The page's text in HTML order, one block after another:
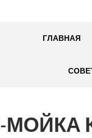
ГЛАВНАЯ